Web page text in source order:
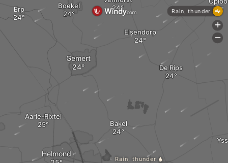
Helmond
Bakel
Aarle-Rixtel
Gemert
Elsendorp
Boekel
Erp
De Rips
Rain, thunder
Rain, thunder
+
-